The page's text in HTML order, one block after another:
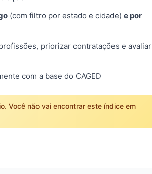
(com filtro por estado e cidade) e por
priorizar contratações e avaliar
com a base do CAGED
Você não vai encontrar este índice em